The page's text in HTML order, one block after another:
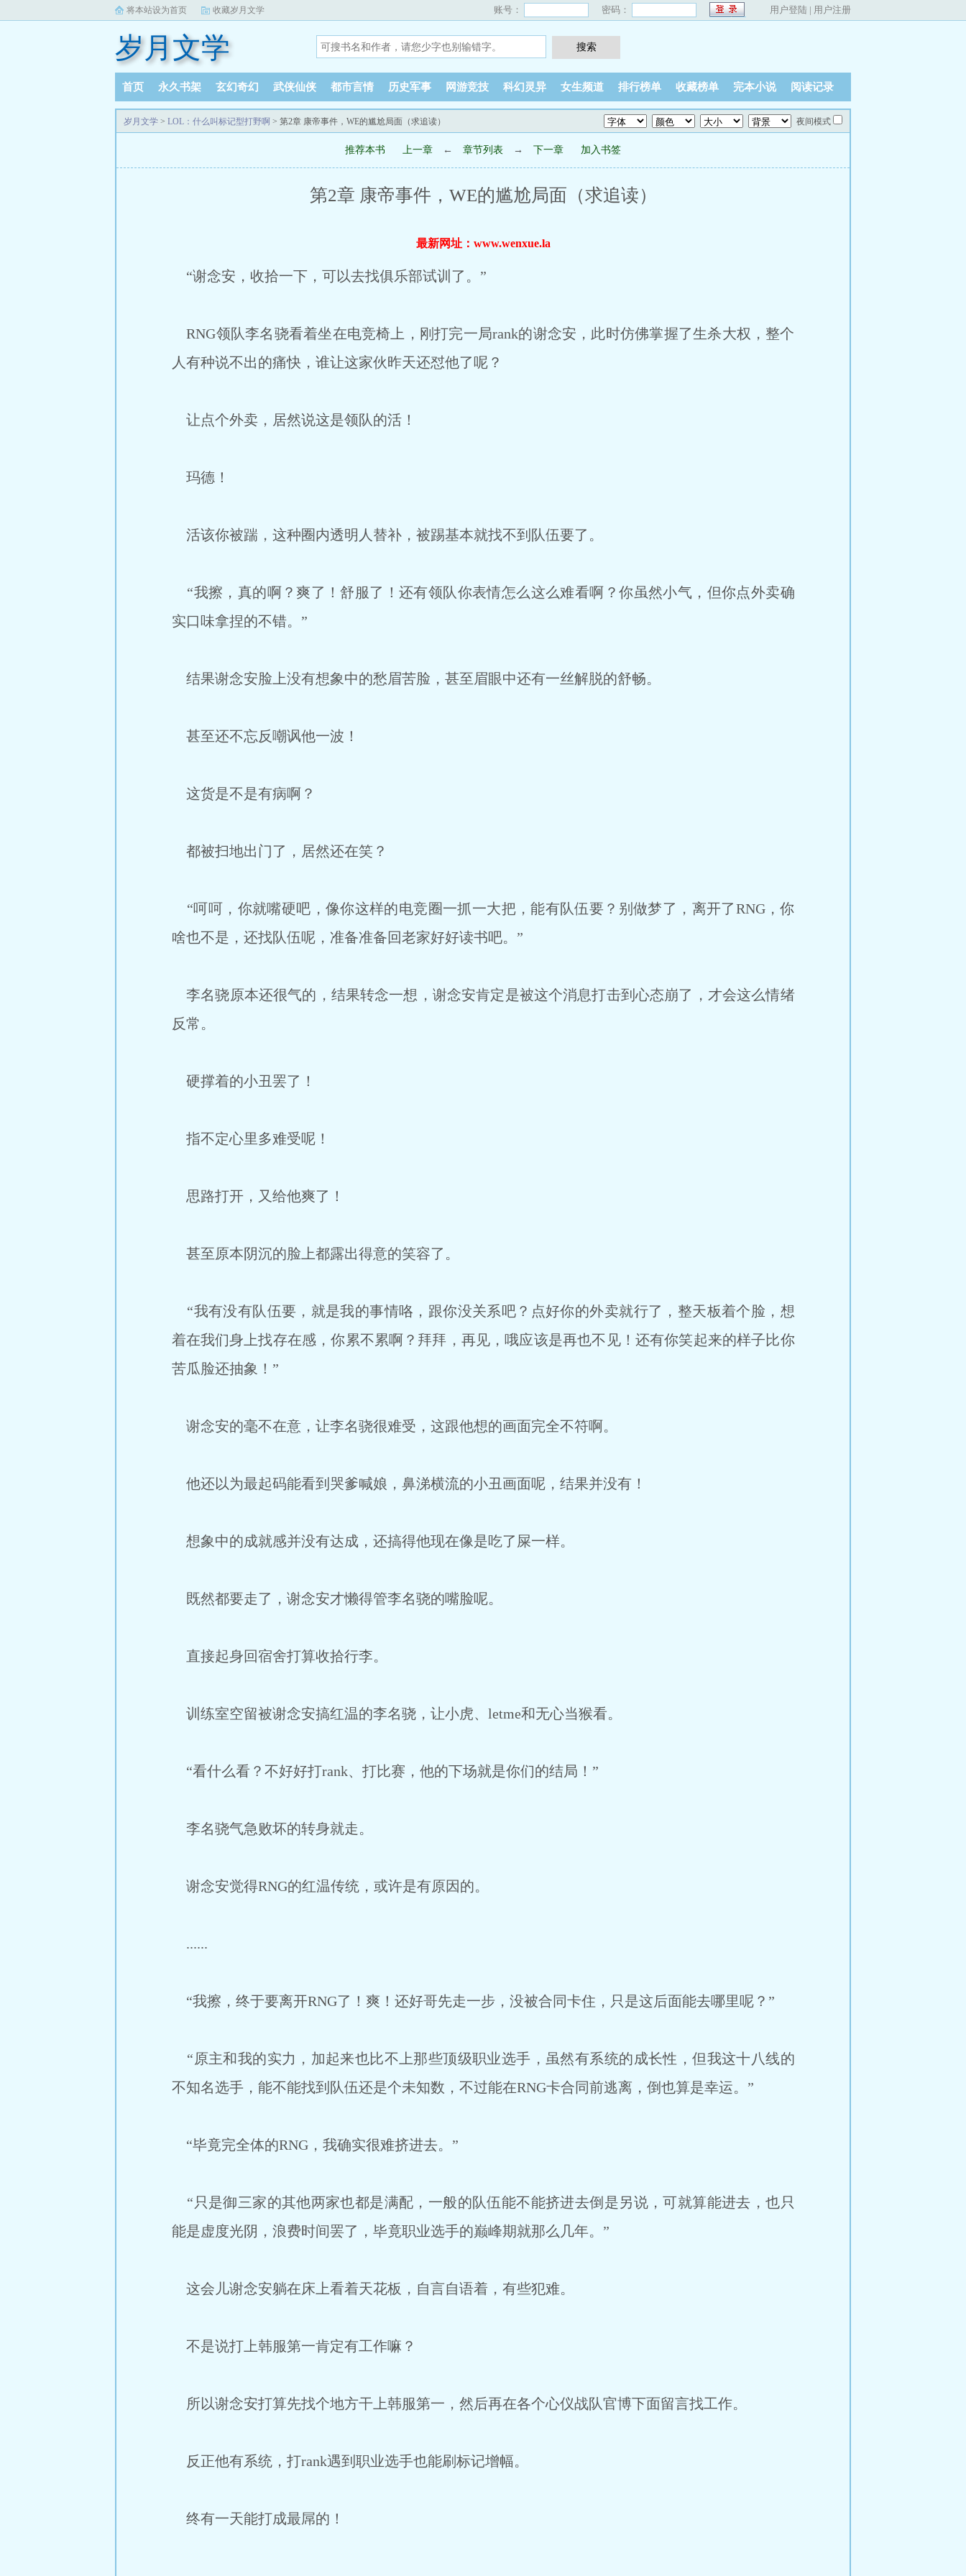
将本站设为首页 收藏岁月文学 账号： 密码： 用户登陆 | 用户注册
岁月文学
首页 永久书架 玄幻奇幻 武侠仙侠 都市言情 历史军事 网游竞技 科幻灵异 女生频道 排行榜单 收藏榜单 完本小说 阅读记录
岁月文学 > LOL：什么叫标记型打野啊 > 第2章 康帝事件，WE的尴尬局面（求追读） 夜间模式
推荐本书 上一章 ← 章节列表 → 下一章 加入书签
第2章 康帝事件，WE的尴尬局面（求追读）
最新网址：www.wenxue.la
“谢念安，收拾一下，可以去找俱乐部试训了。”
RNG领队李名骁看着坐在电竞椅上，刚打完一局rank的谢念安，此时仿佛掌握了生杀大权，整个
人有种说不出的痛快，谁让这家伙昨天还怼他了呢？
让点个外卖，居然说这是领队的活！
玛德！
活该你被踹，这种圈内透明人替补，被踢基本就找不到队伍要了。
“我擦，真的啊？爽了！舒服了！还有领队你表情怎么这么难看啊？你虽然小气，但你点外卖确
实口味拿捏的不错。”
结果谢念安脸上没有想象中的愁眉苦脸，甚至眉眼中还有一丝解脱的舒畅。
甚至还不忘反嘲讽他一波！
这货是不是有病啊？
都被扫地出门了，居然还在笑？
“呵呵，你就嘴硬吧，像你这样的电竞圈一抓一大把，能有队伍要？别做梦了，离开了RNG，你
啥也不是，还找队伍呢，准备准备回老家好好读书吧。”
李名骁原本还很气的，结果转念一想，谢念安肯定是被这个消息打击到心态崩了，才会这么情绪
反常。
硬撑着的小丑罢了！
指不定心里多难受呢！
思路打开，又给他爽了！
甚至原本阴沉的脸上都露出得意的笑容了。
“我有没有队伍要，就是我的事情咯，跟你没关系吧？点好你的外卖就行了，整天板着个脸，想
着在我们身上找存在感，你累不累啊？拜拜，再见，哦应该是再也不见！还有你笑起来的样子比你
苦瓜脸还抽象！”
谢念安的毫不在意，让李名骁很难受，这跟他想的画面完全不符啊。
他还以为最起码能看到哭爹喊娘，鼻涕横流的小丑画面呢，结果并没有！
想象中的成就感并没有达成，还搞得他现在像是吃了屎一样。
既然都要走了，谢念安才懒得管李名骁的嘴脸呢。
直接起身回宿舍打算收拾行李。
训练室空留被谢念安搞红温的李名骁，让小虎、letme和无心当猴看。
“看什么看？不好好打rank、打比赛，他的下场就是你们的结局！”
李名骁气急败坏的转身就走。
谢念安觉得RNG的红温传统，或许是有原因的。
......
“我擦，终于要离开RNG了！爽！还好哥先走一步，没被合同卡住，只是这后面能去哪里呢？”
“原主和我的实力，加起来也比不上那些顶级职业选手，虽然有系统的成长性，但我这十八线的
不知名选手，能不能找到队伍还是个未知数，不过能在RNG卡合同前逃离，倒也算是幸运。”
“毕竟完全体的RNG，我确实很难挤进去。”
“只是御三家的其他两家也都是满配，一般的队伍能不能挤进去倒是另说，可就算能进去，也只
能是虚度光阴，浪费时间罢了，毕竟职业选手的巅峰期就那么几年。”
这会儿谢念安躺在床上看着天花板，自言自语着，有些犯难。
不是说打上韩服第一肯定有工作嘛？
所以谢念安打算先找个地方干上韩服第一，然后再在各个心仪战队官博下面留言找工作。
反正他有系统，打rank遇到职业选手也能刷标记增幅。
终有一天能打成最屌的！